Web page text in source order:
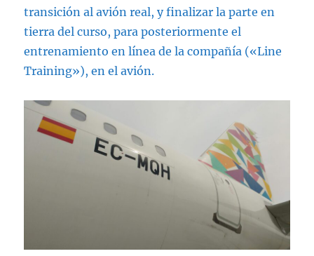
transición al avión real, y finalizar la parte en
tierra del curso, para posteriormente el
entrenamiento en línea de la compañía («Line
Training»), en el avión.